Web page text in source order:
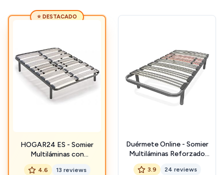
⭐ DESTACADO
HOGAR24 ES - Somier
Multiláminas con
Reguladores Lumbares y
Tacos Basculantes, 5 Patas
4.6 13 reviews
Duérmete Online - Somier
Multiláminas Reforzado
con Reguladores Lumbares
de 90 x 190 con 4 Patas de
3.9 24 reviews